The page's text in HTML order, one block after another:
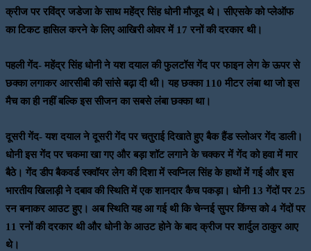
क्रीज पर रविंद्र जडेजा के साथ महेंद्र सिंह धोनी मौजूद थे। सीएसके को प्लेऑफ
का टिकट हासिल करने के लिए आखिरी ओवर में 17 रनों की दरकार थी।
पहली गेंद- महेंद्र सिंह धोनी ने यश दयाल की फुलटॉस गेंद पर फाइन लेग के ऊपर से
छक्का लगाकर आरसीबी की सांसे बढ़ा दी थी। यह छक्का 110 मीटर लंबा था जो इस
मैच का ही नहीं बल्कि इस सीजन का सबसे लंबा छक्का था।
दूसरी गेंद- यश दयाल ने दूसरी गेंद पर चतुराई दिखाते हुए बैक हैंड स्लोअर गेंद डाली।
धोनी इस गेंद पर चकमा खा गए और बड़ा शॉट लगाने के चक्कर में गेंद को हवा में मार
बैठे। गेंद डीप बैकवर्ड स्क्वॉयर लेग की दिशा में स्वप्निल सिंह के हाथों में गई और इस
भारतीय खिलाड़ी ने दबाव की स्थिति में एक शानदार कैच पकड़ा। धोनी 13 गेंदों पर 25
रन बनाकर आउट हुए। अब स्थिति यह आ गई थी कि चेन्नई सुपर किंग्स को 4 गेंदों पर
11 रनों की दरकार थी और धोनी के आउट होने के बाद क्रीज पर शार्दुल ठाकुर आए
थे।